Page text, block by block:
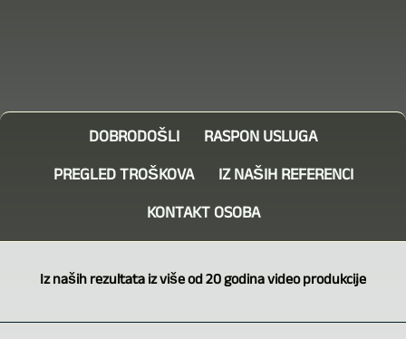
DOBRODOŠLI
RASPON USLUGA
PREGLED TROŠKOVA
IZ NAŠIH REFERENCI
KONTAKT OSOBA
Iz naših rezultata iz više od 20 godina video produkcije